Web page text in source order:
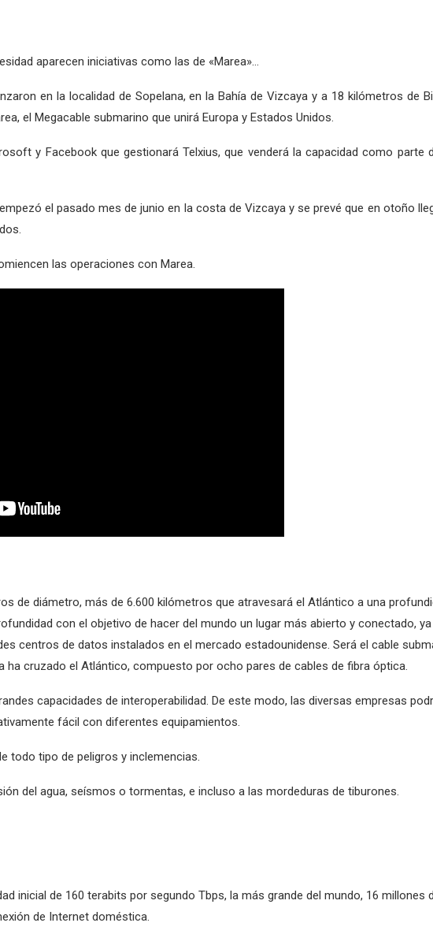
aparecen iniciativas como las de «Marea»…
en la localidad de Sopelana, en la Bahía de Vizcaya y a 18 kilómetros de
el Megacable submarino que unirá Europa y Estados Unidos.
y Facebook que gestionará Telxius, que venderá la capacidad como parte
el pasado mes de junio en la costa de Vizcaya y se prevé que en otoño
las operaciones con Marea.
de diámetro, más de 6.600 kilómetros que atravesará el Atlántico a una
con el objetivo de hacer del mundo un lugar más abierto y conectado, ya
centros de datos instalados en el mercado estadounidense. Será el cable
ha cruzado el Atlántico, compuesto por ocho pares de cables de fibra óptica.
capacidades de interoperabilidad. De este modo, las diversas empresas
fácil con diferentes equipamientos.
todo tipo de peligros y inclemencias.
del agua, seísmos o tormentas, e incluso a las mordeduras de tiburones.
inicial de 160 terabits por segundo Tbps, la más grande del mundo, 16 millones
de Internet doméstica.